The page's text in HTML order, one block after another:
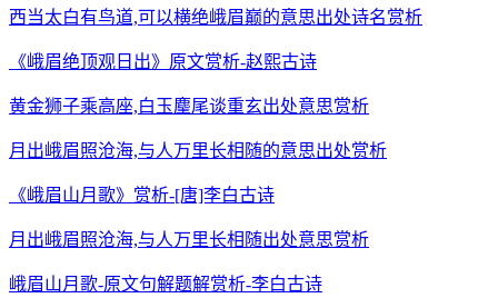
西当太白有鸟道,可以横绝峨眉巅的意思出处诗名赏析
《峨眉绝顶观日出》原文赏析-赵熙古诗
黄金狮子乘高座,白玉麈尾谈重玄出处意思赏析
月出峨眉照沧海,与人万里长相随的意思出处赏析
《峨眉山月歌》赏析-[唐]李白古诗
月出峨眉照沧海,与人万里长相随出处意思赏析
峨眉山月歌-原文句解题解赏析-李白古诗